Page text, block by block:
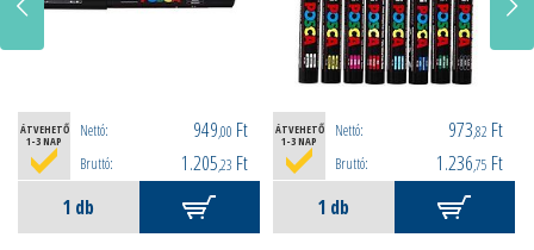
ÁTVEHETŐ
1-3 NAP
Nettó: 949,00 Ft
Bruttó: 1.205,23 Ft
ÁTVEHETŐ
1-3 NAP
Nettó: 973,82 Ft
Bruttó: 1.236,75 Ft